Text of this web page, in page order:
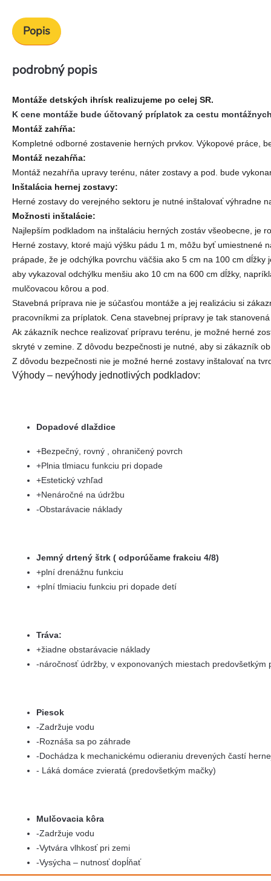
Popis
podrobný popis
Montáže detských ihrísk realizujeme po celej SR.
K cene montáže bude účtovaný príplatok za cestu
Montáž zahŕňa:
Kompletné odborné zostavenie herných prvkov. Výkopové práce,
Montáž nezahŕňa:
Montáž nezahŕňa upravy terénu, náter zostavy a pod. bude
Inštalácia hernej zostavy:
Herné zostavy do verejného sektoru je nutné inštalovať výhradne
Možnosti inštalácie:
Najlepším podkladom na inštaláciu herných zostáv všeobecne, je
Herné zostavy, ktoré majú výšku pádu 1 m, môžu byť
prápade, že je odchýlka povrchu väčšia ako 5 cm na 100 cm
aby vykazoval odchýlku menšiu ako 10 cm na 600 cm dĺžky,
mulčovacou kôrou a pod.
Stavebná príprava nie je súčasťou montáže a jej realizáciu si
pracovníkmi za príplatok. Cena stavebnej prípravy je tak
Ak zákazník nechce realizovať prípravu terénu, je možné herné
skryté v zemine. Z dôvodu bezpečnosti je nutné, aby si zákazník
Z dôvodu bezpečnosti nie je možné herné zostavy inštalovať na
Výhody – nevýhody jednotlivých podkladov:
Dopadové dlaždice
+Bezpečný, rovný , ohraničený povrch
+Plnia tlmiacu funkciu pri dopade
+Estetický vzhľad
+Nenáročné na údržbu
-Obstarávacie náklady
Jemný drtený štrk ( odporúčame frakciu 4/8)
+plní drenážnu funkciu
+plní tlmiaciu funkciu pri dopade detí
Tráva:
+žiadne obstarávacie náklady
-náročnosť údržby, v exponovaných miestach
Piesok
-Zadržuje vodu
-Roznáša sa po záhrade
-Dochádza k mechanickému odieraniu drevených častí
- Láká domáce zvieratá (predovšetkým mačky)
Mulčovacia kôra
-Zadržuje vodu
-Vytvára vlhkosť pri zemi
-Vysýcha – nutnosť dopĺňať